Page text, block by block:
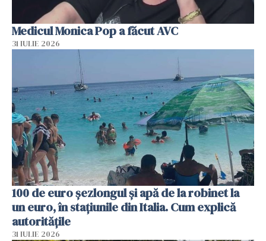
Medicul Monica Pop a făcut AVC
31 IULIE 2026
100 de euro șezlongul și apă de la robinet la
un euro, în stațiunile din Italia. Cum explică
autoritățile
31 IULIE 2026